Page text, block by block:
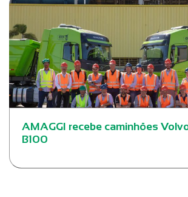
AMAGGI recebe caminhões
B100